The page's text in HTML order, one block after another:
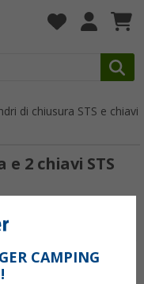
di chiusura STS e chiavi
2 chiavi STS
CAMPING